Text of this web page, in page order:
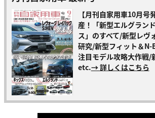
【月刊自家用車10月号
産！「新型エルグラン
ス」のすべて/新型レヴ
研究/新型フィット＆N-
注目モデル攻略大作戦/
etc.→ 詳しくはこちら